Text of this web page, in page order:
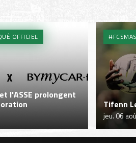
OFFICIEL
l'ASSE prolongent
Tifenn
jeu. 06